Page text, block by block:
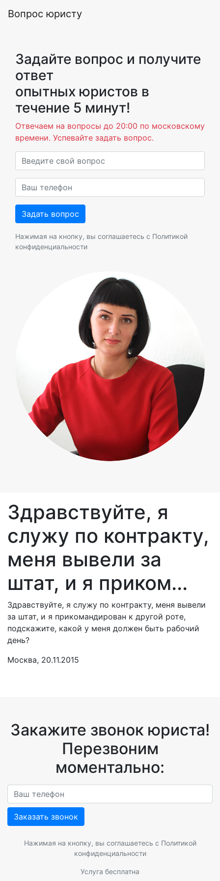
Вопрос юристу
Задайте вопрос и получите
ответ
опытных юристов в
течение 5 минут!
Отвечаем на вопросы до 20:00 по московскому
времени. Успевайте задать вопрос.
Нажимая на кнопку, вы соглашаетесь с Политикой
конфиденциальности
Здравствуйте, я
служу по контракту,
меня вывели за
штат, и я приком...
Здравствуйте, я служу по контракту, меня вывели
за штат, и я прикомандирован к другой роте,
подскажите, какой у меня должен быть рабочий
день?
Москва, 20.11.2015
Закажите звонок юриста!
Перезвоним
моментально:
Заказать звонок
Нажимая на кнопку, вы соглашаетесь с Политикой
конфиденциальности
Услуга бесплатна